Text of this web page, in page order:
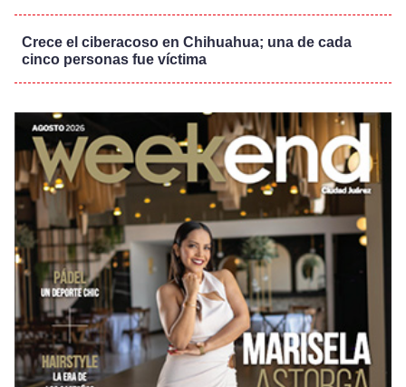
Crece el ciberacoso en Chihuahua; una de cada
cinco personas fue víctima